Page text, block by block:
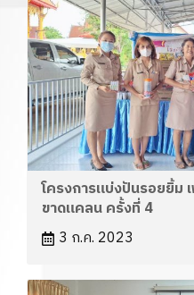
โครงการแบ่งปันรอยยิ้ม
ขาดแคลน ครั้งที่ 4
3 ก.ค. 2023